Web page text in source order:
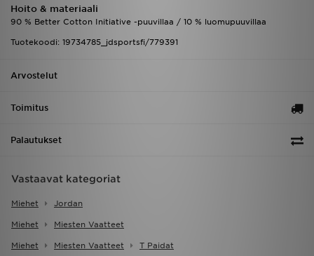
Hoito & materiaali
90 % Better Cotton Initiative -puuvillaa / 10 % luomupuuvillaa
Tuotekoodi: 19734785_jdsportsfi/779391
Arvostelut
Toimitus
Palautukset
Vastaavat kategoriat
Miehet Jordan
Miehet Miesten Vaatteet
Miehet Miesten Vaatteet T Paidat